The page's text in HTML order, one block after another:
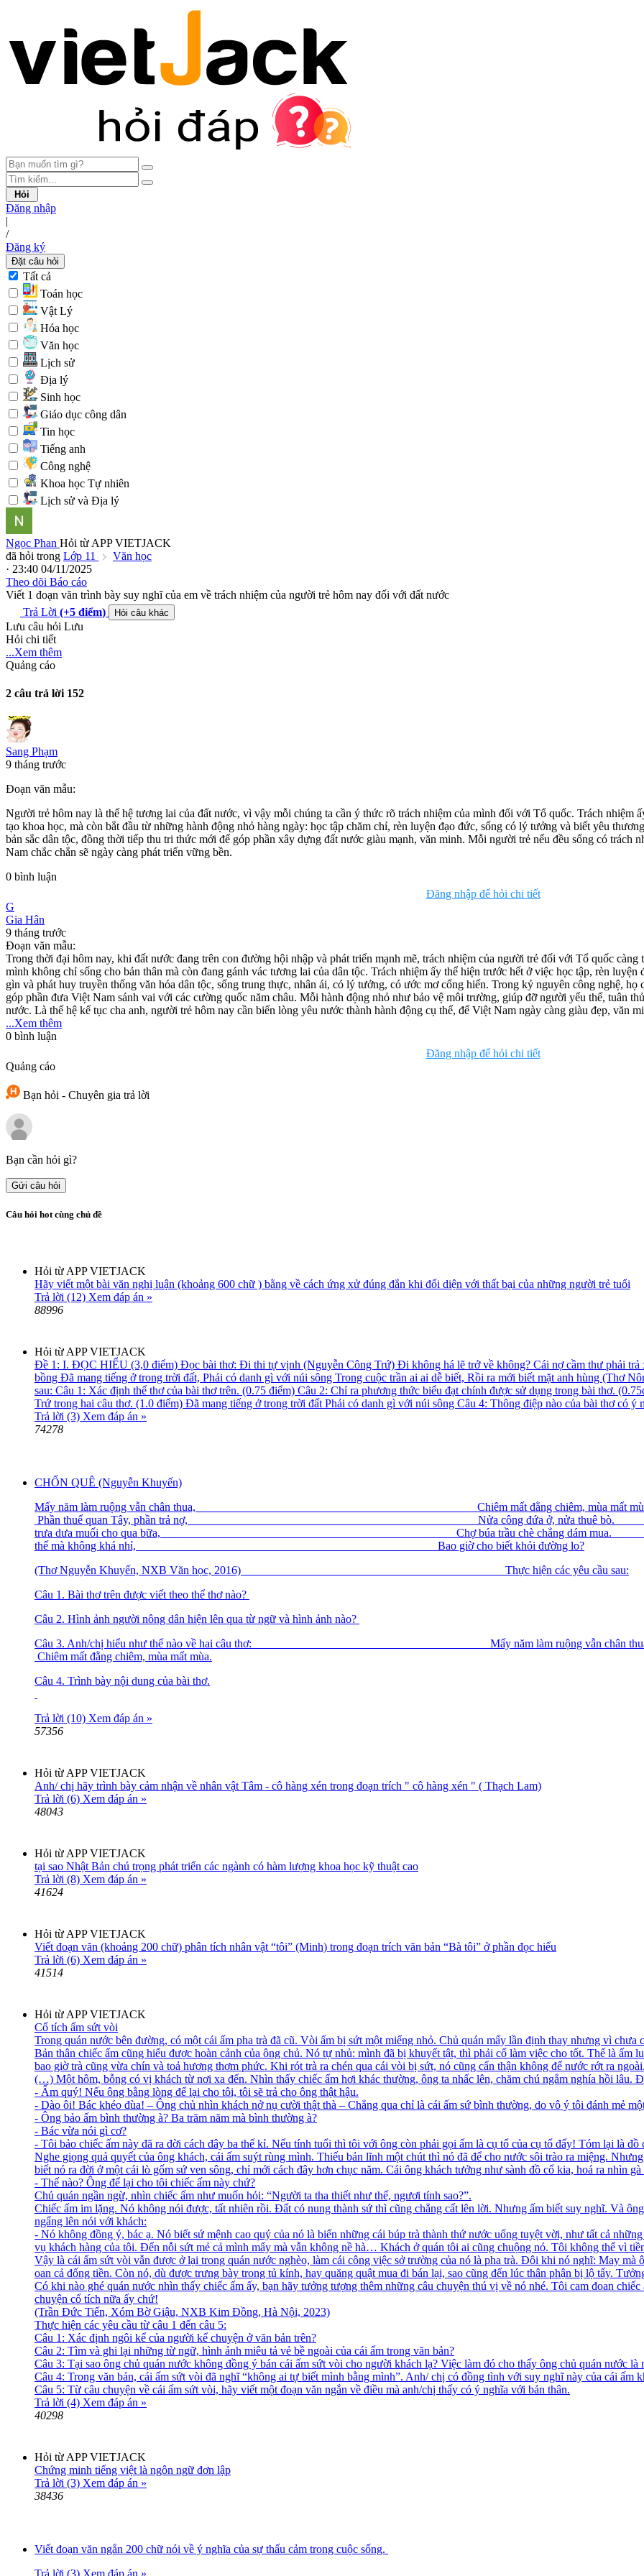
Hỏi
Đăng nhập
|
/
Đăng ký
Đặt câu hỏi
Tất cả
Toán học
Vật Lý
Hóa học
Văn học
Lịch sử
Địa lý
Sinh học
Giáo dục công dân
Tin học
Tiếng anh
Công nghệ
Khoa học Tự nhiên
Lịch sử và Địa lý
Ngọc Phan Hỏi từ APP VIETJACK
đã hỏi trong Lớp 11
Văn học
· 23:40 04/11/2025
Theo dõi Báo cáo
Viết 1 đoạn văn trình bày suy nghĩ của em về trách nhiệm của người trẻ hôm nay đối với đất nước
Trả Lời (+5 điểm) Hỏi câu khác
Lưu câu hỏi Lưu
Hỏi chi tiết
...Xem thêm
Quảng cáo
2 câu trả lời 152
Sang Phạm
9 tháng trước
Đoạn văn mẫu:
Người trẻ hôm nay là thế hệ tương lai của đất nước, vì vậy mỗi chúng ta cần ý thức rõ trách nhiệm của mình đối với Tổ quốc. Trách nhiệm
tạo khoa học, mà còn bắt đầu từ những hành động nhỏ hàng ngày: học tập chăm chỉ, rèn luyện đạo đức, sống có lý tưởng và biết yêu
bản sắc dân tộc, đồng thời tiếp thu tri thức mới để góp phần xây dựng đất nước giàu mạnh, văn minh. Mỗi người trẻ nếu đều sống có trách
Nam chắc chắn sẽ ngày càng phát triển vững bền.
0 bình luận
Đăng nhập để hỏi chi tiết
G
Gia Hân
9 tháng trước
Đoạn văn mẫu:
Trong thời đại hôm nay, khi đất nước đang trên con đường hội nhập và phát triển mạnh mẽ, trách nhiệm của người trẻ đối với Tổ quốc
mình không chỉ sống cho bản thân mà còn đang gánh vác tương lai của dân tộc. Trách nhiệm ấy thể hiện trước hết ở việc học tập, rèn
gìn và phát huy truyền thống văn hóa dân tộc, sống trung thực, nhân ái, có lý tưởng, có ước mơ cống hiến. Trong kỷ nguyên công nghệ,
góp phần đưa Việt Nam sánh vai với các cường quốc năm châu. Mỗi hành động nhỏ như bảo vệ môi trường, giúp đỡ người yếu thế, tuân
nước. Là thế hệ kế tục cha anh, người trẻ hôm nay cần biến lòng yêu nước thành hành động cụ thể, để Việt Nam ngày càng giàu đẹp, văn
...Xem thêm
0 bình luận
Đăng nhập để hỏi chi tiết
Quảng cáo
Bạn hỏi - Chuyên gia trả lời
Bạn cần hỏi gì?
Gửi câu hỏi
Câu hỏi hot cùng chủ đề
Hỏi từ APP VIETJACK
Hãy viết một bài văn nghị luận (khoảng 600 chữ ) bằng về cách ứng xử đúng đắn khi đối diện với thất bại của những người trẻ tuổi
Trả lời (12) Xem đáp án »
88996
Hỏi từ APP VIETJACK
Đề 1: I. ĐỌC HIỂU (3,0 điểm) Đọc bài thơ: Đi thi tự vịnh (Nguyễn Công Trứ) Đi không há lẽ trở về không? Cái nợ cầm thư phải trả
bồng Đã mang tiếng ở trong trời đất, Phải có danh gì với núi sông Trong cuộc trần ai ai dễ biết, Rồi ra mới biết mặt anh hùng (Thơ
sau: Câu 1: Xác định thể thơ của bài thơ trên. (0.75 điểm) Câu 2: Chỉ ra phương thức biểu đạt chính được sử dụng trong bài thơ.
Trứ trong hai câu thơ. (1.0 điểm) Đã mang tiếng ở trong trời đất Phải có danh gì với núi sông Câu 4: Thông điệp nào của bài thơ có ý
Trả lời (3) Xem đáp án »
74278
CHỐN QUÊ (Nguyễn Khuyến)
Mấy năm làm ruộng vẫn chân thua, Chiêm mất
Phần thuế quan Tây, phần trả nợ, Nửa công
trưa dưa muối cho qua bữa, Chợ búa trầu chè
thế mà không khá nhỉ, Bao giờ cho biết khỏi đường lo?
(Thơ Nguyễn Khuyến, NXB Văn học, 2016) Thực hiện các yêu cầu sau:
Câu 1. Bài thơ trên được viết theo thể thơ nào?
Câu 2. Hình ảnh người nông dân hiện lên qua từ ngữ và hình ảnh nào?
Câu 3. Anh/chị hiểu như thế nào về hai câu thơ: Mấy
Chiêm mất đằng chiêm, mùa mất mùa.
Câu 4. Trình bày nội dung của bài thơ.
Trả lời (10) Xem đáp án »
57356
Hỏi từ APP VIETJACK
Anh/ chị hãy trình bày cảm nhận về nhân vật Tâm - cô hàng xén trong đoạn trích " cô hàng xén " ( Thạch Lam)
Trả lời (6) Xem đáp án »
48043
Hỏi từ APP VIETJACK
tại sao Nhật Bản chú trọng phát triển các ngành có hàm lượng khoa học kỹ thuật cao
Trả lời (8) Xem đáp án »
41624
Hỏi từ APP VIETJACK
Viết đoạn văn (khoảng 200 chữ) phân tích nhân vật “tôi” (Minh) trong đoạn trích văn bản “Bà tôi” ở phần đọc hiểu
Trả lời (6) Xem đáp án »
41514
Hỏi từ APP VIETJACK
Cổ tích ấm sứt vòi
​Trong quán nước bên đường, có một cái ấm pha trà đã cũ. Vòi ấm bị sứt một miếng nhỏ. Chủ quán mấy lần định thay nhưng vì
Bản thân chiếc ấm cũng hiểu được hoàn cảnh của ông chủ. Nó tự nhủ: mình đã bị khuyết tật, thì phải cố làm việc cho tốt. Thế là ấm
bao giờ trà cũng vừa chín và toả hương thơm phức. Khi rót trà ra chén qua cái vòi bị sứt, nó cũng cẩn thận không để nước rớt ra
(…) Một hôm, bỗng có vị khách từ nơi xa đến. Nhìn thấy chiếc ấm hơi khác thường, ông ta nhấc lên, chăm chú ngắm nghía hồi lâu.
- Ấm quý! Nếu ông bằng lòng để lại cho tôi, tôi sẽ trả cho ông thật hậu.
- Dào ôi! Bác khéo đùa! – Ông chủ nhìn khách nở nụ cười thật thà – Chẳng qua chỉ là cái ấm sứ bình thường, do vô ý tôi đánh mẻ
- Ông bảo ấm bình thường à? Ba trăm năm mà bình thường à?
- Bác vừa nói gì cơ?
- Tôi bảo chiếc ấm này đã ra đời cách đây ba thế kỉ. Nếu tính tuổi thì tôi với ông còn phải gọi ấm là cụ tổ của cụ tổ đấy! Tóm lại là
Nghe giọng quả quyết của ông khách, cái ấm suýt rùng mình. Thiếu bản lĩnh một chút thì nó đã để cho nước sôi trào ra miệng.
biết nó ra đời ở một cái lò gốm sứ ven sông, chỉ mới cách đây hơn chục năm. Cái ông khách tưởng như sành đồ cổ kia, hoá ra nhìn gà
- Thế nào? Ông để lại cho tôi chiếc ấm này chứ?
Chủ quán ngần ngừ, nhìn chiếc ấm như muốn hỏi: “Người ta tha thiết như thế, ngươi tính sao?”.
Chiếc ấm im lặng. Nó không nói được, tất nhiên rồi. Đất có nung thành sứ thì cũng chẳng cất lên lời. Nhưng ấm biết suy nghĩ. Và
ngẩng lên nói với khách:
- Nó không đồng ý, bác ạ. Nó biết sứ mệnh cao quý của nó là biến những cái búp trà thành thứ nước uống tuyệt vời, như tất cả
vụ khách hàng của tôi. Đến nỗi sứt mẻ cả mình mẩy mà vẫn không nề hà… Khách ở quán tôi ai cũng chuộng nó. Tôi không thể vì
Vậy là cái ấm sứt vòi vẫn được ở lại trong quán nước nghèo, làm cái công việc sở trường của nó là pha trà. Đôi khi nó nghĩ: May
oan cả đống tiền. Còn nó, dù được trưng bày trong tủ kính, hay quăng quật mua đi bán lại, sao cũng đến lúc thân phận bị lộ tẩy.
Có khi nào ghé quán nước nhìn thấy chiếc ấm ấy, bạn hãy tưởng tượng thêm những câu chuyện thú vị về nó nhé. Tôi cam đoan
chuyện cổ tích nữa ấy chứ!
(Trần Đức Tiến, Xóm Bờ Giậu, NXB Kim Đồng, Hà Nội, 2023)
Thực hiện các yêu cầu từ câu 1 đến câu 5:
Câu 1: Xác định ngôi kể của người kể chuyện ở văn bản trên?
Câu 2: Tìm và ghi lại những từ ngữ, hình ảnh miêu tả vẻ bề ngoài của cái ấm trong văn bản?
Câu 3: Tại sao ông chủ quán nước không đồng ý bán cái ấm sứt vòi cho người khách lạ? Việc làm đó cho thấy ông chủ quán nước là
Câu 4: Trong văn bản, cái ấm sứt vòi đã nghĩ “không ai tự biết mình bằng mình”. Anh/ chị có đồng tình với suy nghĩ này của cái ấm
Câu 5: Từ câu chuyện về cái ấm sứt vòi, hãy viết một đoạn văn ngắn về điều mà anh/chị thấy có ý nghĩa với bản thân.
Trả lời (4) Xem đáp án »
40298
Hỏi từ APP VIETJACK
Chứng minh tiếng việt là ngôn ngữ đơn lập
Trả lời (3) Xem đáp án »
38436
Viết đoạn văn ngắn 200 chữ nói về ý nghĩa của sự thấu cảm trong cuộc sống.
Trả lời (3) Xem đáp án »